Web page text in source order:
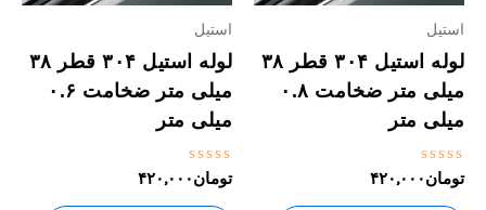
استیل
لوله استیل ۳۰۴ قطر ۳۸
میلی متر ضخامت ۰.۸
میلی متر
نمره
0
از
تومان۴۲۰,۰۰۰
استیل
لوله استیل ۳۰۴ قطر ۳۸
میلی متر ضخامت ۰.۶
میلی متر
نمره
0
از
تومان۴۲۰,۰۰۰